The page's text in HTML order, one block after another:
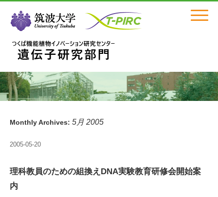
Click
Monthly Archives: 5月 2005
2005-05-20
理科教員のための組換えDNA実験教育研修会開始案
内